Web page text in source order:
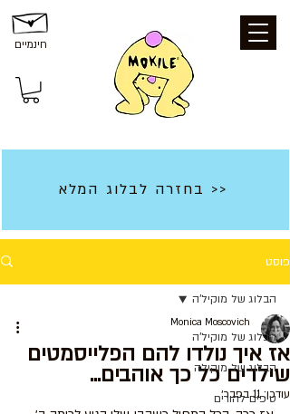
חינמיים
בחזרה לבלוג המלא >>
פוסט
הבלוג של מוקיל'ה
הבלוג של מוקילה
טיפים להורים
הבלוג של מוקיל'ה
אז איך נולדו להם הפלייסמטים
שילדים כל כך אוהבים...
Monica Moscovich
עודכן:11 בפבר׳